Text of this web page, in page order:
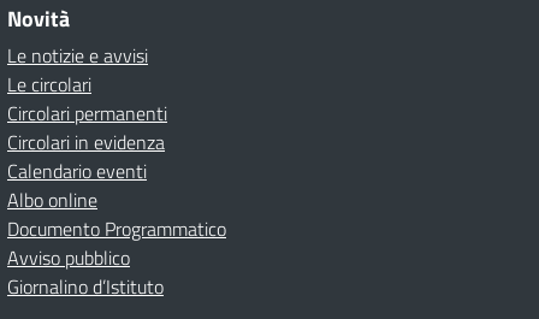
Novità
Le notizie e avvisi
Le circolari
Circolari permanenti
Circolari in evidenza
Calendario eventi
Albo online
Documento Programmatico
Avviso pubblico
Giornalino d’Istituto